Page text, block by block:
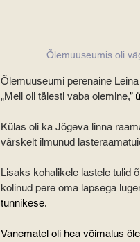
Õlemuuseumis oli
Õlemuuseumi perenaine
„Meil oli täiesti vaba olemine,”
Külas oli ka Jõgeva linna
värskelt ilmunud
Lisaks kohalikele lastele tulid
kolinud pere oma lapsega
tunnikese.
Vanematel oli hea võimalus